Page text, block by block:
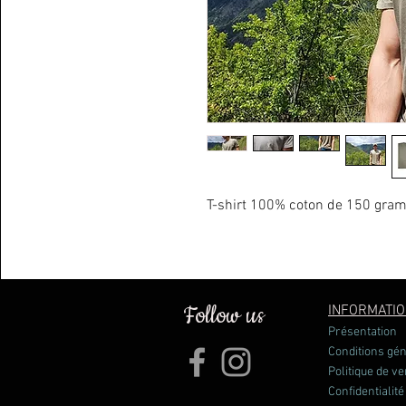
T-shirt 100% coton de 150
Follow us
Présentation
Conditions
Politique de
Confidentialité